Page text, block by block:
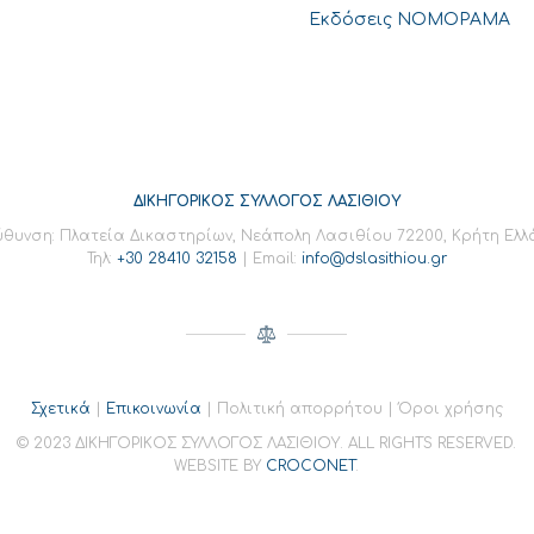
Εκδόσεις ΝΟΜΟΡΑΜΑ
ΔΙΚΗΓΟΡΙΚΟΣ ΣΥΛΛΟΓΟΣ ΛΑΣΙΘΙΟΥ
Πλατεία Δικαστηρίων, Νεάπολη Λασιθίου 72200, Κρήτη
Τηλ: +30 28410 32158 | Email: info@dslasithiou.gr
Σχετικά Επικοινωνία | Πολιτική απορρήτου | Όροι χρήσης
© 2023 ΔΙΚΗΓΟΡΙΚΟΣ ΣΥΛΛΟΓΟΣ ΛΑΣΙΘΙΟΥ. ALL RIGHTS RESERVED.
WEBSITE BY CROCONET .